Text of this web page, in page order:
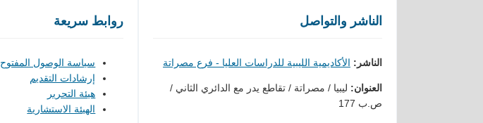
الناشر والتواصل
الناشر: الأكاديمية الليبية للدراسات العليا - فرع مصراتة
العنوان: ليبيا / مصراتة / تقاطع يدر مع الدائري الثاني /
ص.ب 177
روابط سريعة
سياسة الوصول المفتوح
إرشادات التقديم
هيئة التحرير
الهيئة الاستشارية